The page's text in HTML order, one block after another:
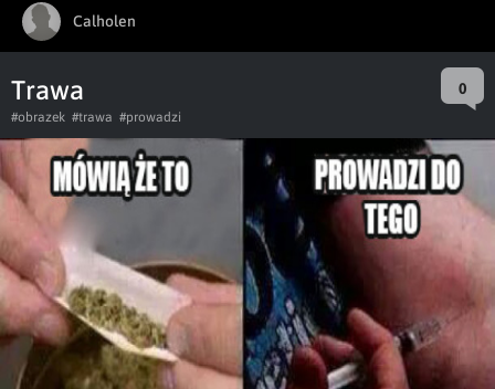
Calholen
Trawa 0
#obrazek #trawa #prowadzi